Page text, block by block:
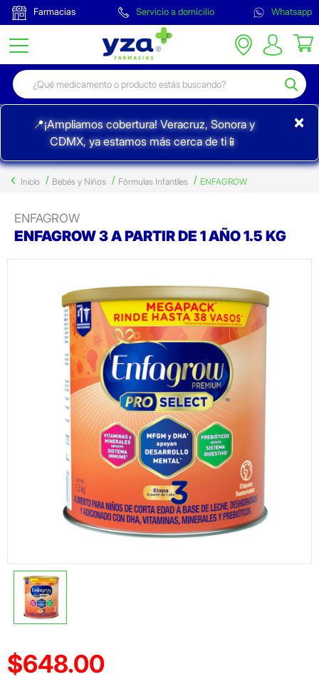
Farmacias Servicio a domicilio Whatsapp
📍¡Ampliamos cobertura! Veracruz, Sonora y
CDMX, ya estamos más cerca de ti📱
×
Inicio Bebés y Niños Fórmulas Infantiles ENFAGROW
ENFAGROW
ENFAGROW 3 A PARTIR DE 1 AÑO 1.5 KG
Precio reducido de
$648.00